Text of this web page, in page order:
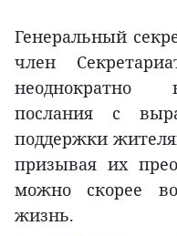
Генеральный
член
неоднократно
послания с
поддержки
призывая их
можно скорее
жизнь.